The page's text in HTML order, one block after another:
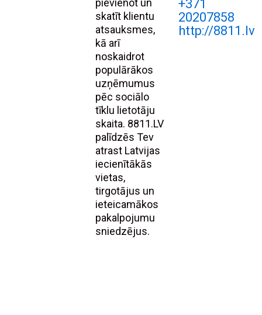
pievienot un
skatīt klientu
atsauksmes,
kā arī
noskaidrot
populārākos
uzņēmumus
pēc sociālo
tīklu lietotāju
skaita. 8811.LV
palīdzēs Tev
atrast Latvijas
iecienītākās
vietas,
tirgotājus un
ieteicamākos
pakalpojumu
sniedzējus.
+371
20207858
http://8811.lv